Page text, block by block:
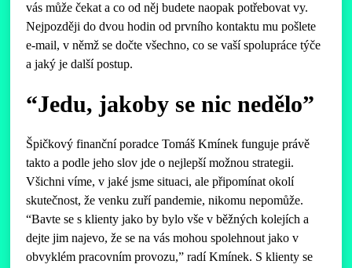
vás může čekat a co od něj budete naopak potřebovat vy.
Nejpozději do dvou hodin od prvního kontaktu mu pošlete
e-mail, v němž se dočte všechno, co se vaší spolupráce týče
a jaký je další postup.
“Jedu, jakoby se nic nedělo”
Špičkový finanční poradce Tomáš Kmínek funguje právě
takto a podle jeho slov jde o nejlepší možnou strategii.
Všichni víme, v jaké jsme situaci, ale připomínat okolí
skutečnost, že venku zuří pandemie, nikomu nepomůže.
“Bavte se s klienty jako by bylo vše v běžných kolejích a
dejte jim najevo, že se na vás mohou spolehnout jako v
obvyklém pracovním provozu,” radí Kmínek. S klienty se